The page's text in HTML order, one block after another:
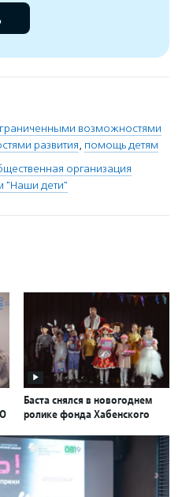
возможностями
развития, помощь детям
организация
"Наши дети"
Баста снялся в новогоднем
ролике фонда Хабенского